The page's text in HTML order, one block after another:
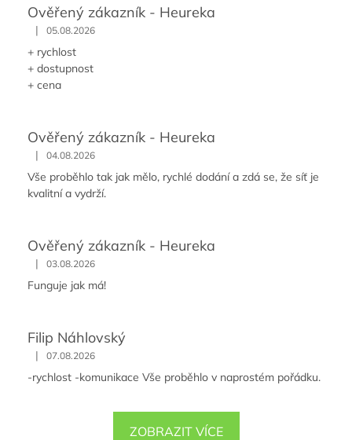
Ověřený zákazník - Heureka
| 05.08.2026
+ rychlost
+ dostupnost
+ cena
Ověřený zákazník - Heureka
| 04.08.2026
Vše proběhlo tak jak mělo, rychlé dodání a zdá se, že síť je
kvalitní a vydrží.
Ověřený zákazník - Heureka
| 03.08.2026
Funguje jak má!
Filip Náhlovský
| 07.08.2026
-rychlost -komunikace Vše proběhlo v naprostém pořádku.
ZOBRAZIT VÍCE